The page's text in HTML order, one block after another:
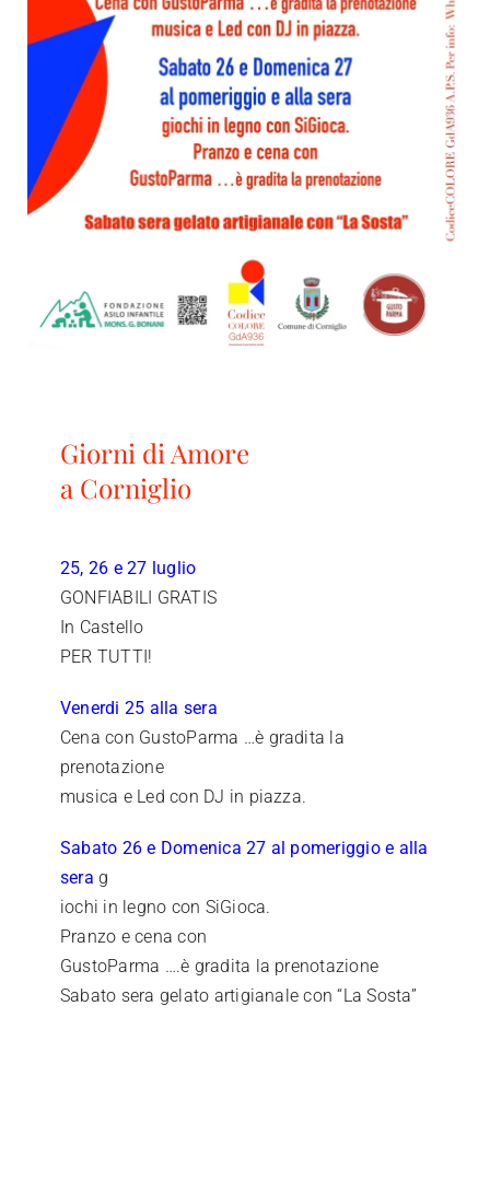
Giorni di Amore
a Corniglio
25, 26 e 27 luglio
GONFIABILI GRATIS
In Castello
PER TUTTI!
Venerdi 25 alla sera
Cena con GustoParma …è gradita la
prenotazione
musica e Led con DJ in piazza.
Sabato 26 e Domenica 27 al pomeriggio e alla
sera g
iochi in legno con SiGioca.
Pranzo e cena con
GustoParma ….è gradita la prenotazione
Sabato sera gelato artigianale con “La Sosta”